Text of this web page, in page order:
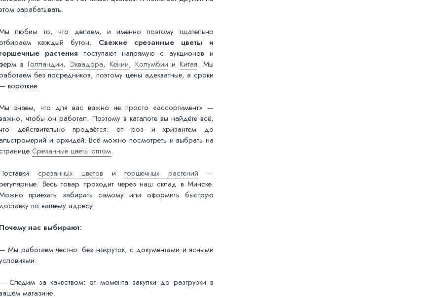
зарабатывать.
любим то, что делаем, и именно поэтому тщательно
каждый бутон. Свежие срезанные цветы и
горшечные растения поступают напрямую с аукционов и
в Голландии, Эквадора, Кении, Колумбии иКитая. Мы
без посредников, поэтому цены адекватные, а сроки
— короткие.
знаем, что для вас важно не просто «ассортимент» —
чтобы он работал. Поэтому в каталоге вы найдёте всё,
действительно продаётся: от роз и хризантем до
и орхидей. Всё можно посмотреть и выбрать на
Срезанные цветы оптом.
срезанных цветов игоршечных растений —
Весь товар проходит через наш склад в Минске.
приехать забирать самому или оформить быструю
по вашему адресу.
Почему нас выбирают:
— Мы работаем честно: без накруток, с документами и ясными
— Следим за качеством: от момента закупки до разгрузки в
магазине.